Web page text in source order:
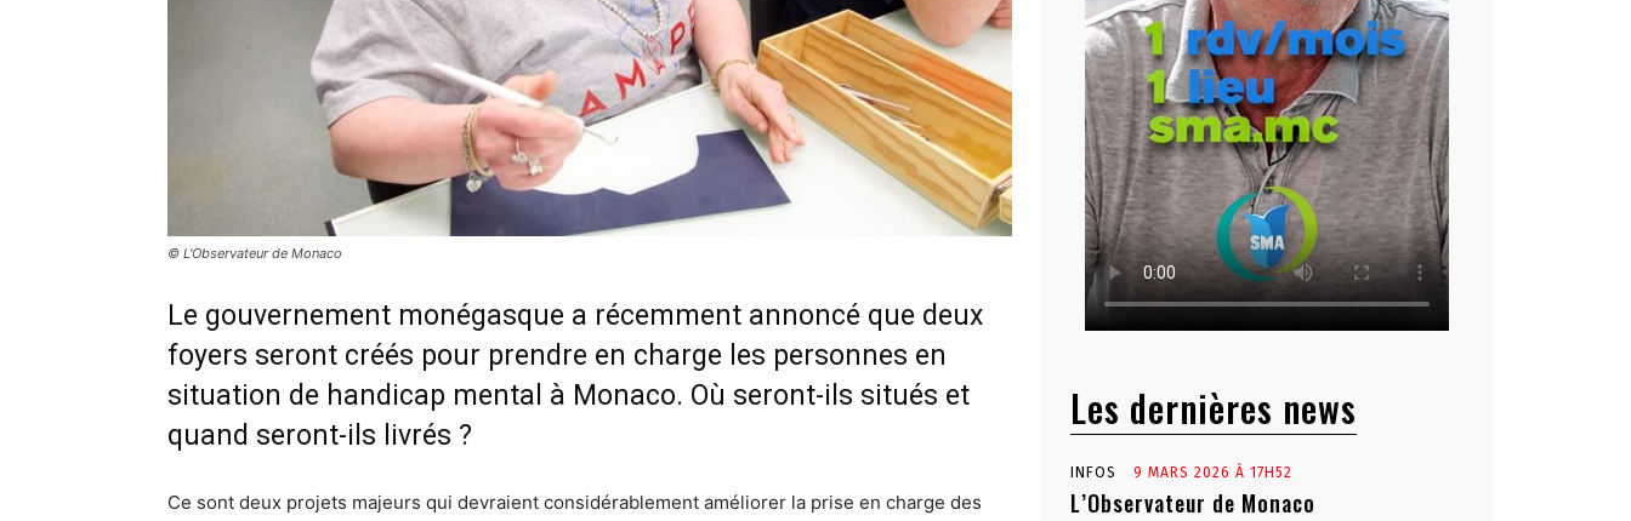
© L'Observateur de Monaco
Le gouvernement monégasque a récemment annoncé que deux
foyers seront créés pour prendre en charge les personnes en
situation de handicap mental à Monaco. Où seront-ils situés et
quand seront-ils livrés ?
Ce sont deux projets majeurs qui devraient considérablement améliorer la prise en charge des
Les dernières news
INFOS 9 MARS 2026 À 17H52
L’Observateur de Monaco